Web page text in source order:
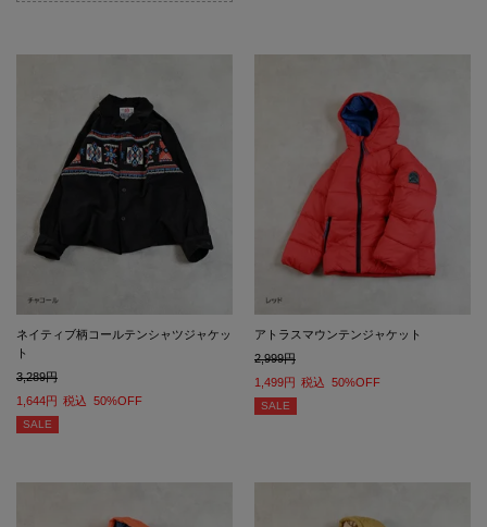
ネイティブ柄コールテンシャツジャケッ
ト
3,289
1,644
税込 50%OFF
SALE
アトラスマウンテンジャケット
2,999
1,499
税込 50%OFF
SALE